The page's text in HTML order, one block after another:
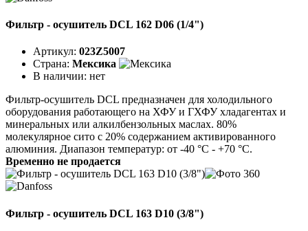
Фильтр - осушитель DCL 162 D06 (1/4")
Артикул: 023Z5007
Страна: Мексика
В наличии: нет
Фильтр-осушитель DCL предназначен для холодильного
оборудования работающего на ХФУ и ГХФУ хладагентах и
минеральных или алкилбензольных маслах. 80%
молекулярное сито с 20% содержанием активированного
алюминия. Диапазон температур: от -40 °C - +70 °C.
Временно не продается
Фильтр - осушитель DCL 163 D10 (3/8")